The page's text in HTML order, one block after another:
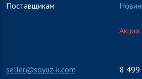
Поставщикам
Акции
seller@soyuz-k.com
8